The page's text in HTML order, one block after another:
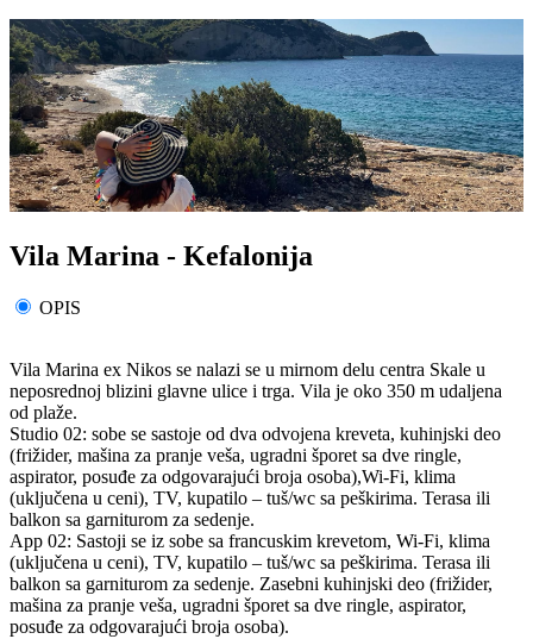
Vila Marina - Kefalonija
OPIS
Vila Marina ex Nikos se nalazi se u mirnom delu centra Skale u
neposrednoj blizini glavne ulice i trga. Vila je oko 350 m udaljena
od plaže.
Studio 02: sobe se sastoje od dva odvojena kreveta, kuhinjski deo
(frižider, mašina za pranje veša, ugradni šporet sa dve ringle,
aspirator, posuđe za odgovarajući broja osoba),Wi-Fi, klima
(uključena u ceni), TV, kupatilo – tuš/wc sa peškirima. Terasa ili
balkon sa garniturom za sedenje.
App 02: Sastoji se iz sobe sa francuskim krevetom, Wi-Fi, klima
(uključena u ceni), TV, kupatilo – tuš/wc sa peškirima. Terasa ili
balkon sa garniturom za sedenje. Zasebni kuhinjski deo (frižider,
mašina za pranje veša, ugradni šporet sa dve ringle, aspirator,
posuđe za odgovarajući broja osoba).